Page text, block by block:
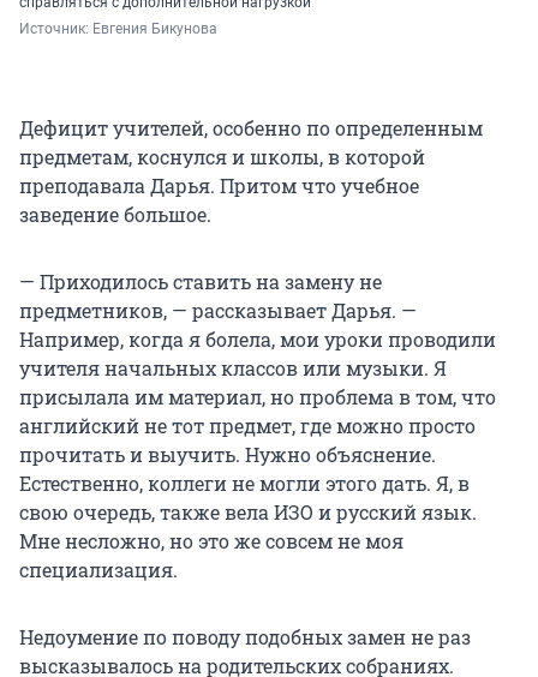
Источник: Евгения Бикунова
Дефицит учителей, особенно по определенным
предметам, коснулся и школы, в которой
преподавала Дарья. Притом что учебное
заведение большое.
— Приходилось ставить на замену не
предметников, — рассказывает Дарья. —
Например, когда я болела, мои уроки проводили
учителя начальных классов или музыки. Я
присылала им материал, но проблема в том, что
английский не тот предмет, где можно просто
прочитать и выучить. Нужно объяснение.
Естественно, коллеги не могли этого дать. Я, в
свою очередь, также вела ИЗО и русский язык.
Мне несложно, но это же совсем не моя
специализация.
Недоумение по поводу подобных замен не раз
высказывалось на родительских собраниях.